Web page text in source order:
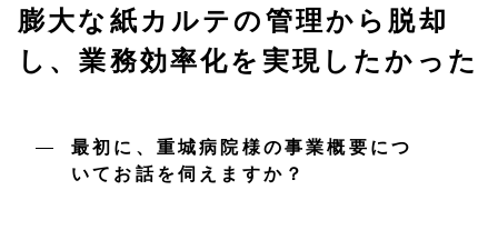
膨大な紙カルテの管理から脱却
し、業務効率化を実現したかった
最初に、重城病院様の事業概要につ
いてお話を伺えますか？